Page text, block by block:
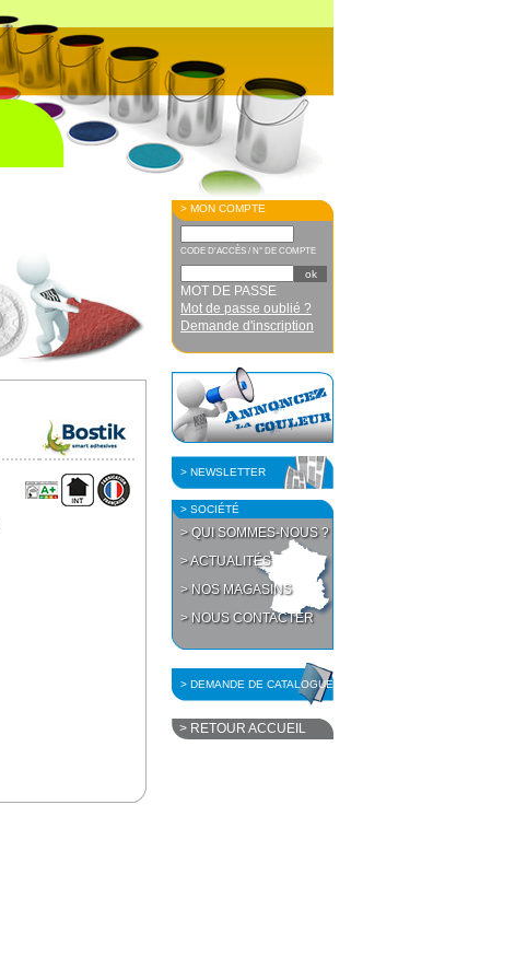
> MON COMPTE
CODE D'ACCÈS / N° DE COMPTE
MOT DE PASSE
Mot de passe oublié ?
Demande d'inscription
> NEWSLETTER
> SOCIÉTÉ
> QUI SOMMES-NOUS ?
> ACTUALITÉS
> NOS MAGASINS
> NOUS CONTACTER
> DEMANDE DE CATALOGUE
> RETOUR ACCUEIL